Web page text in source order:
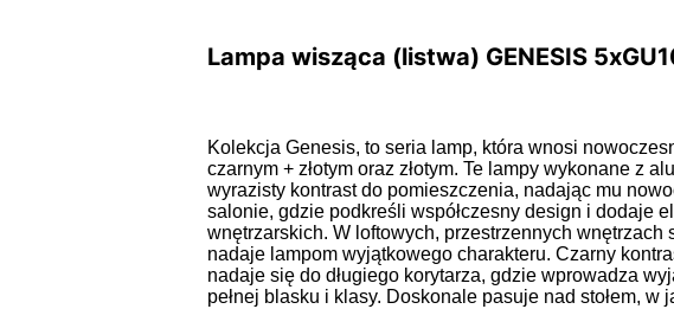
Lampa wisząca (listwa) GENESIS
Kolekcja Genesis, to seria lamp, która wnosi
czarnym + złotym oraz złotym. Te lampy wykonane z
wyrazisty kontrast do pomieszczenia, nadając mu
salonie, gdzie podkreśli współczesny design i dodaje
wnętrzarskich. W loftowych, przestrzennych
nadaje lampom wyjątkowego charakteru. Czarny
nadaje się do długiego korytarza, gdzie wprowadza
pełnej blasku i klasy. Doskonale pasuje nad stołem,